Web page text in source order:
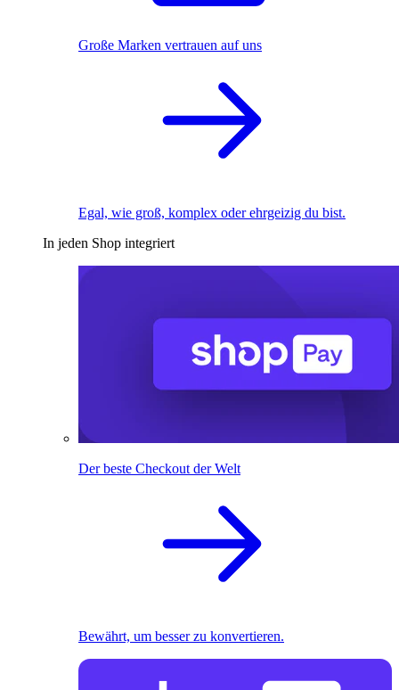
Große Marken vertrauen auf uns
Egal, wie groß, komplex oder ehrgeizig du bist.
In jeden Shop integriert
Der beste Checkout der Welt
Bewährt, um besser zu konvertieren.